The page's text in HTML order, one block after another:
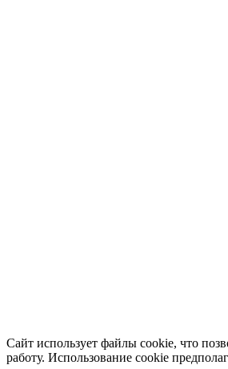
Сайт использует файлы cookie, что
работу. Использование cookie